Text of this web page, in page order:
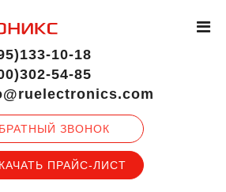
ЗВОНОК
ПРАЙС-ЛИСТ
10-18
54-85